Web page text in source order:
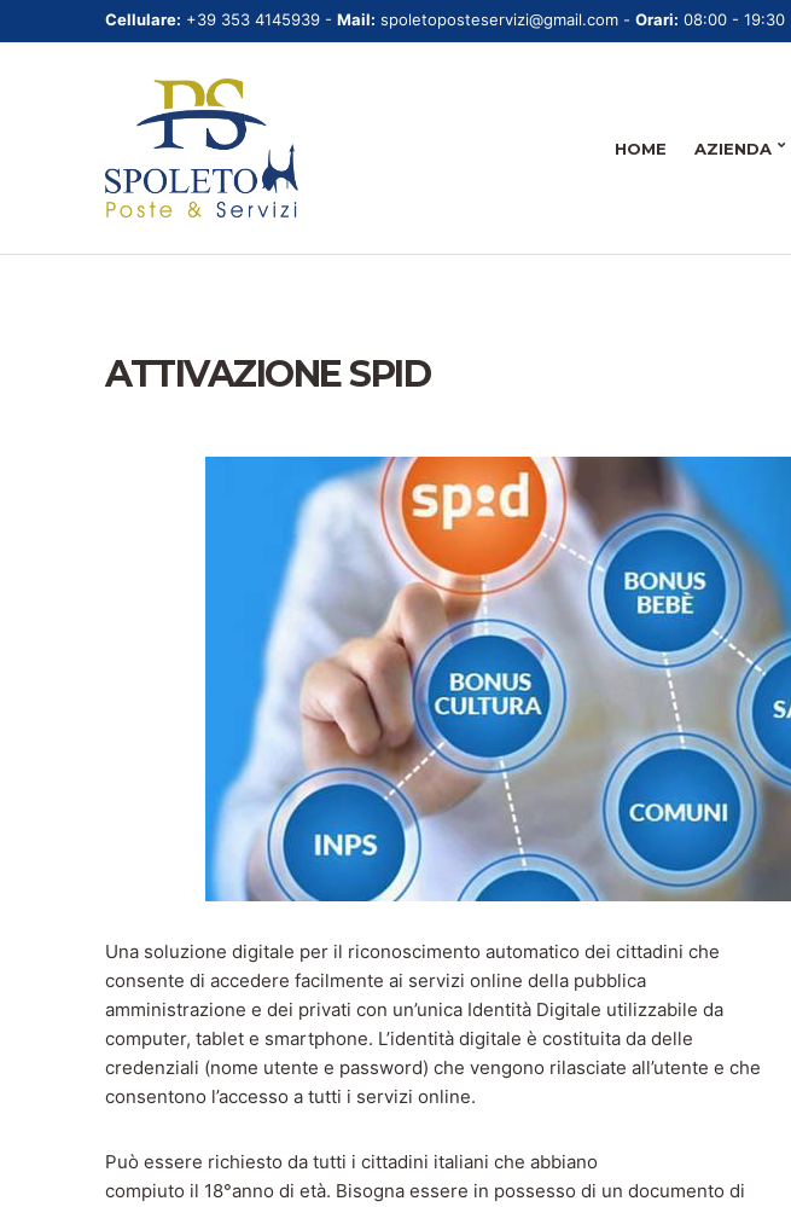
Cellulare: +39 353 4145939 - Mail: spoletoposteservizi@gmail.com - Orari: 08:00 - 19:30
HOME AZIENDA
ATTIVAZIONE SPID
Una soluzione digitale per il riconoscimento automatico dei cittadini che
consente di accedere facilmente ai servizi online della pubblica
amministrazione e dei privati con un’unica Identità Digitale utilizzabile da
computer, tablet e smartphone. L’identità digitale è costituita da delle
credenziali (nome utente e password) che vengono rilasciate all’utente e che
consentono l’accesso a tutti i servizi online.
Può essere richiesto da tutti i cittadini italiani che abbiano
compiuto il 18°anno di età. Bisogna essere in possesso di un documento di